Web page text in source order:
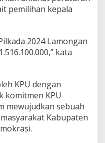
pemilihan kepala
2024 Lamongan
kata
KPU dengan
komitmen KPU
mewujudkan sebuah
Kabupaten